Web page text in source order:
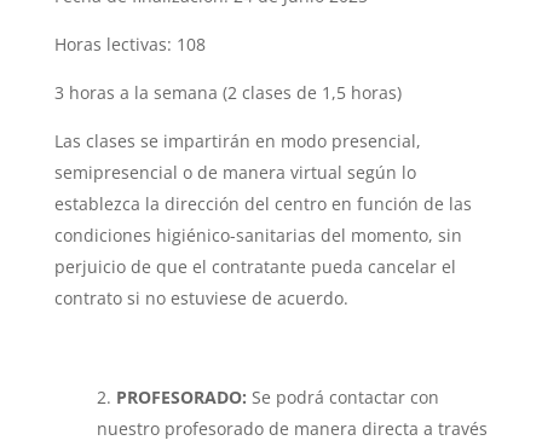
Horas lectivas: 108
3 horas a la semana (2 clases de 1,5 horas)
Las clases se impartirán en modo presencial,
semipresencial o de manera virtual según lo
establezca la dirección del centro en función de las
condiciones higiénico-sanitarias del momento, sin
perjuicio de que el contratante pueda cancelar el
contrato si no estuviese de acuerdo.
PROFESORADO: Se podrá contactar con
nuestro profesorado de manera directa a través